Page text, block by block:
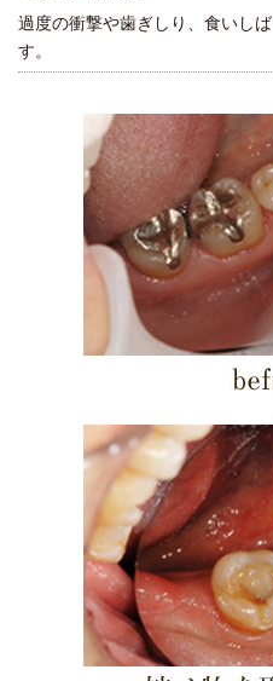
過度の衝撃や歯ぎしり、食いし
す。